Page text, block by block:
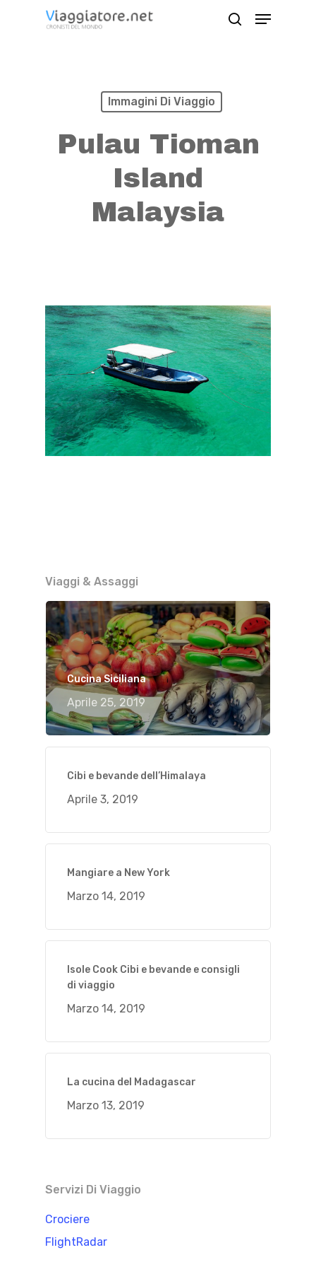
Menu
Immagini Di Viaggio
Pulau Tioman
Island
Malaysia
Viaggi & Assaggi
Cucina Siciliana
Aprile 25, 2019
Cibi e bevande dell’Himalaya
Aprile 3, 2019
Mangiare a New York
Marzo 14, 2019
Isole Cook Cibi e bevande e consigli
di viaggio
Marzo 14, 2019
La cucina del Madagascar
Marzo 13, 2019
Servizi Di Viaggio
Crociere
FlightRadar